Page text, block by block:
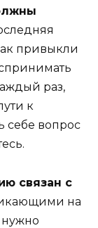
привыкли
раз,
к
себе вопрос
связан с
на
нужно